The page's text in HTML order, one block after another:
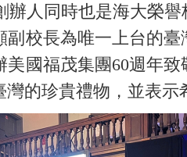
人同時也是海大榮
校長為唯一上台的
國福茂集團60週年
的珍貴禮物，並表示